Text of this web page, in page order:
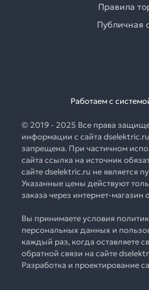
Правила
Публичная
Работаем с
© 2019 - 2025 Все права
информации с сайта
запрещена. При частичном
сайта ссылка на источник
сайте dselektric.ru не является
Указанные цены действуют
заказа через интернет-магазин
Вы принимаете условия
персональных данных и
каждый раз, когда оставляете
обратной связи на сайте
Разработка и проектирование